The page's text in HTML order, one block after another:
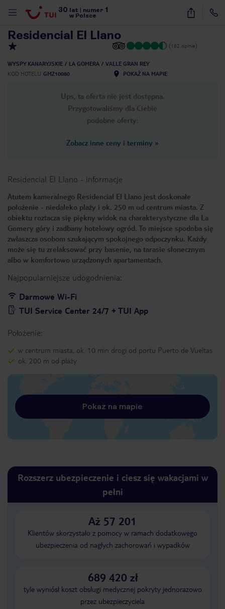
30 lat numer 1
w Polsce
14
Residencial El Llano
(182 opinie)
WYSPY KANARYJSKIE LA GOMERA
VALLE GRAN REY
KOD HOTELU GMZ10080 POKAŻ NA MAPIE
Ups, ta oferta nie jest dostępna.
Przygotowaliśmy dla Ciebie
podobne oferty:
Zobacz inne ceny i terminy »
Residencial El Llano - informacje
Atutem kameralnego Residencial El Llano jest doskonałe
położenie - niedaleko plaży i ok. 250 m od centrum miasta. Z
obiektu roztacza się piękny widok na charakterystyczne dla La
Gomery góry i zadbany hotelowy ogród. To miejsce spodoba się
zwłaszcza osobom szukającym spokojnego odpoczynku. Każdy
może się tu zrelaksować przy basenie, na tarasie słonecznym
albo w komfortowo urządzonych apartamentach.
Najpopularniejsze udogodnienia:
Darmowe Wi-Fi
TUI Service Center 24/7 + TUI App
Położenie:
w centrum miasta, ok. 10 min drogi od portu Puerto de Vueltas
ok. 200 m od plaży
Pokaż na mapie
Rozszerz ubezpieczenie i ciesz się wakacjami w
pełni
Aż 57 201
Klientów skorzystało z pomocy w ramach dodatkowego
ubezpieczenia od nagłych zachorowań i wypadków
689 420 zł
tyle wyniósł koszt obsługi medycznej pokryty jednorazowo
przez ubezpieczyciela